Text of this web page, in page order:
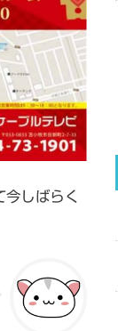
しばらく